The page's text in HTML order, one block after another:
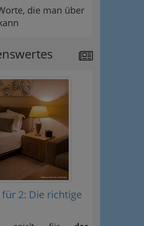
die man über
2: Die richtige